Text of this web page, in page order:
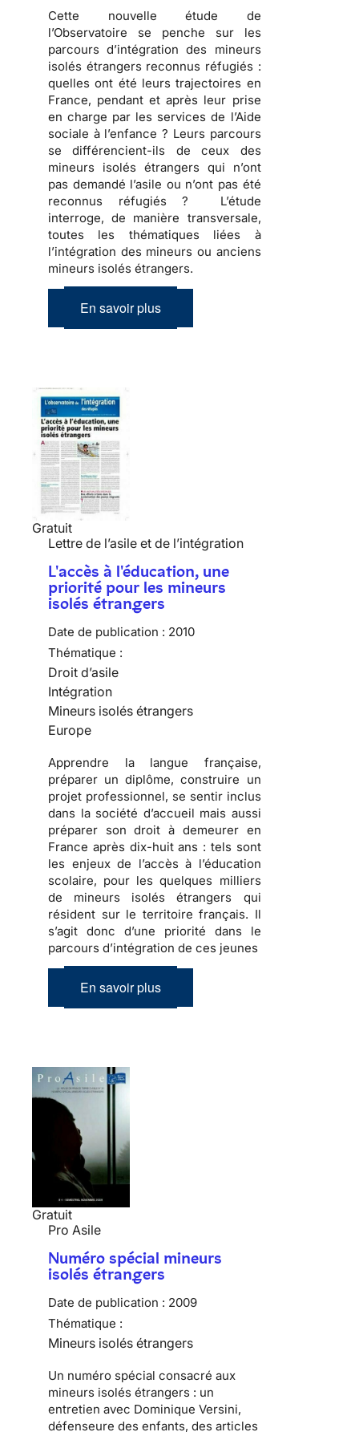
Cette nouvelle étude de
l’Observatoire se penche sur les
parcours d’intégration des mineurs
isolés étrangers reconnus réfugiés :
quelles ont été leurs trajectoires en
France, pendant et après leur prise
en charge par les services de l’Aide
sociale à l’enfance ? Leurs parcours
se différencient-ils de ceux des
mineurs isolés étrangers qui n’ont
pas demandé l’asile ou n’ont pas été
reconnus réfugiés ? L’étude
interroge, de manière transversale,
toutes les thématiques liées à
l’intégration des mineurs ou anciens
mineurs isolés étrangers.
En savoir plus
Gratuit
Lettre de l’asile et de l’intégration
L'accès à l'éducation, une
priorité pour les mineurs
isolés étrangers
Date de publication : 2010
Thématique :
Droit d’asile
Intégration
Mineurs isolés étrangers
Europe
Apprendre la langue française,
préparer un diplôme,construire un
projet professionnel, se sentir inclus
dans la société d’accueil mais aussi
préparer son droit à demeurer en
France après dix-huit ans : tels sont
les enjeux de l’accès à l’éducation
scolaire, pour les quelques milliers
de mineurs isolés étrangers qui
résident sur le territoire français. Il
s’agit donc d’une priorité dans le
parcours d’intégration de ces jeunes
En savoir plus
Gratuit
Pro Asile
Numéro spécial mineurs
isolés étrangers
Date de publication : 2009
Thématique :
Mineurs isolés étrangers
Un numéro spécial consacré aux
mineurs isolés étrangers : un
entretien avec Dominique Versini,
défenseure des enfants, des articles